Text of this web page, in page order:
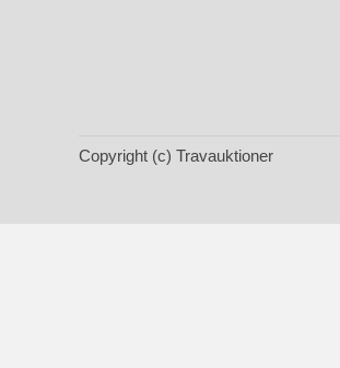
Copyright (c) Travauktioner